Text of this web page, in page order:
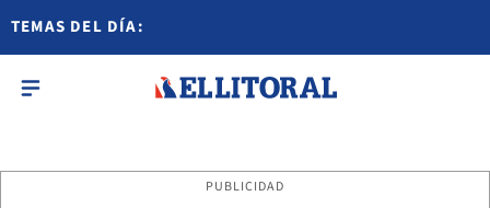
TEMAS DEL DÍA:
PUBLICIDAD